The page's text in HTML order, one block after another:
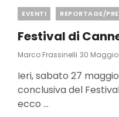
Categories
EVENTI REPORTAGE/
Festival di
Marco Frassinelli Posted
30 Maggio
Ieri, sabato 27
conclusiva del
ecco …